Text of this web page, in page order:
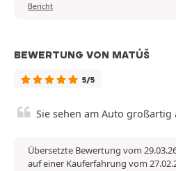
Bericht
BEWERTUNG VON MATÚŠ
5/5
Sie sehen am Auto großartig
Übersetzte Bewertung vom
auf einer Kauferfahrung vom